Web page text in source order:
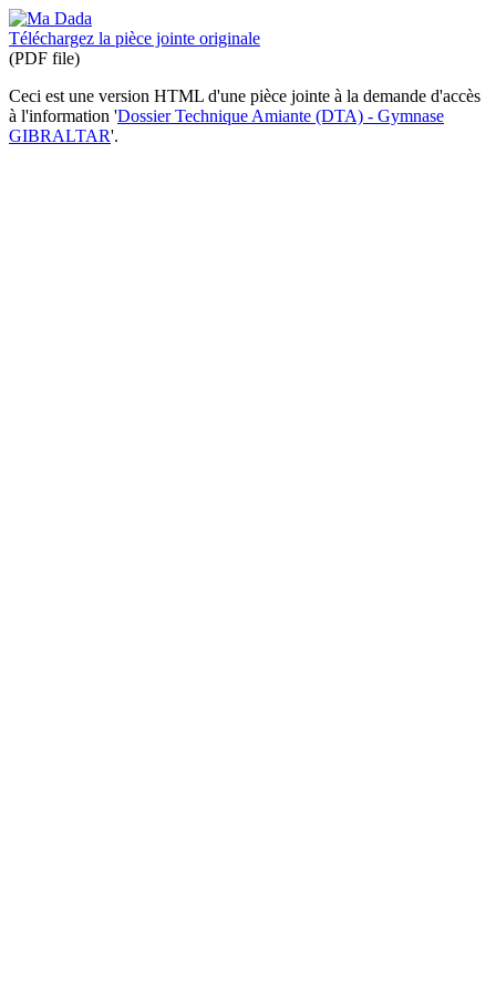
Téléchargez la pièce jointe originale
(PDF file)
Ceci est une version HTML d'une pièce jointe à la demande d'accès
à l'information 'Dossier Technique Amiante (DTA) - Gymnase
GIBRALTAR'.